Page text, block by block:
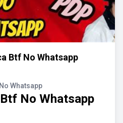
Btf No Whatsapp
Whatsapp
No Whatsapp